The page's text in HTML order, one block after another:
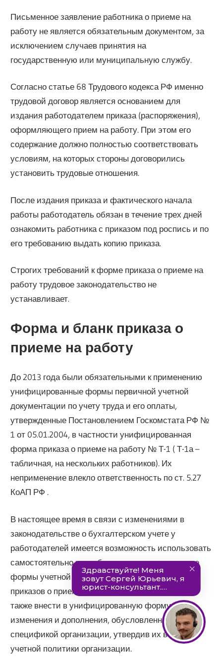
Письменное заявление работника о приеме на
работу не является обязательным документом, за
исключением случаев принятия на
государственную или муниципальную службу.
Согласно статье 68 Трудового кодекса РФ именно
трудовой договор является основанием для
издания работодателем приказа (распоряжения),
оформляющего прием на работу. При этом его
содержание должно полностью соответствовать
условиям, на которых стороны договорились
установить трудовые отношения.
После издания приказа и фактического начала
работы работодатель обязан в течение трех дней
ознакомить работника с приказом под роспись и по
его требованию выдать копию приказа.
Строгих требований к форме приказа о приеме на
работу трудовое законодательство не
устанавливает.
Форма и бланк приказа о
приеме на работу
До 2013 года были обязательными к применению
унифицированные формы первичной учетной
документации по учету труда и его оплаты,
утвержденные Постановлением Госкомстата РФ №
1 от 05.01.2004, в частности унифицированная
форма приказа о приеме на работу № Т-1 ( Т-1а –
табличная, на нескольких работников). Их
неприменение влекло ответственность по ст. 5.27
КоАП РФ .
В настоящее время в связи с изменениями в
законодательстве о бухгалтерском учете у
работодателей имеется возможность использовать
самостоятельно разработанные и утвержденные
формы учетной документации, включая бланки
приказов о приеме на работу. Не возбраняется
также внести в унифицированную форму
изменения и дополнения, обусловленные
спецификой организации, утвердив их в составе
учетной политики организации.